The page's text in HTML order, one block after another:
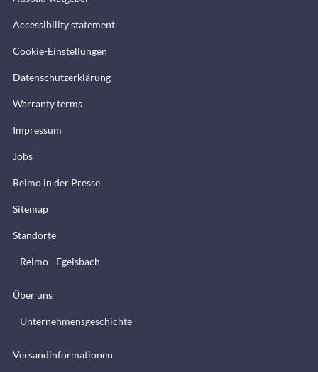
Accessibility statement
Cookie-Einstellungen
Datenschutzerklärung
Warranty terms
Impressum
Jobs
Reimo in der Presse
Sitemap
Standorte
Reimo - Egelsbach
Über uns
Unternehmensgeschichte
Versandinformationen